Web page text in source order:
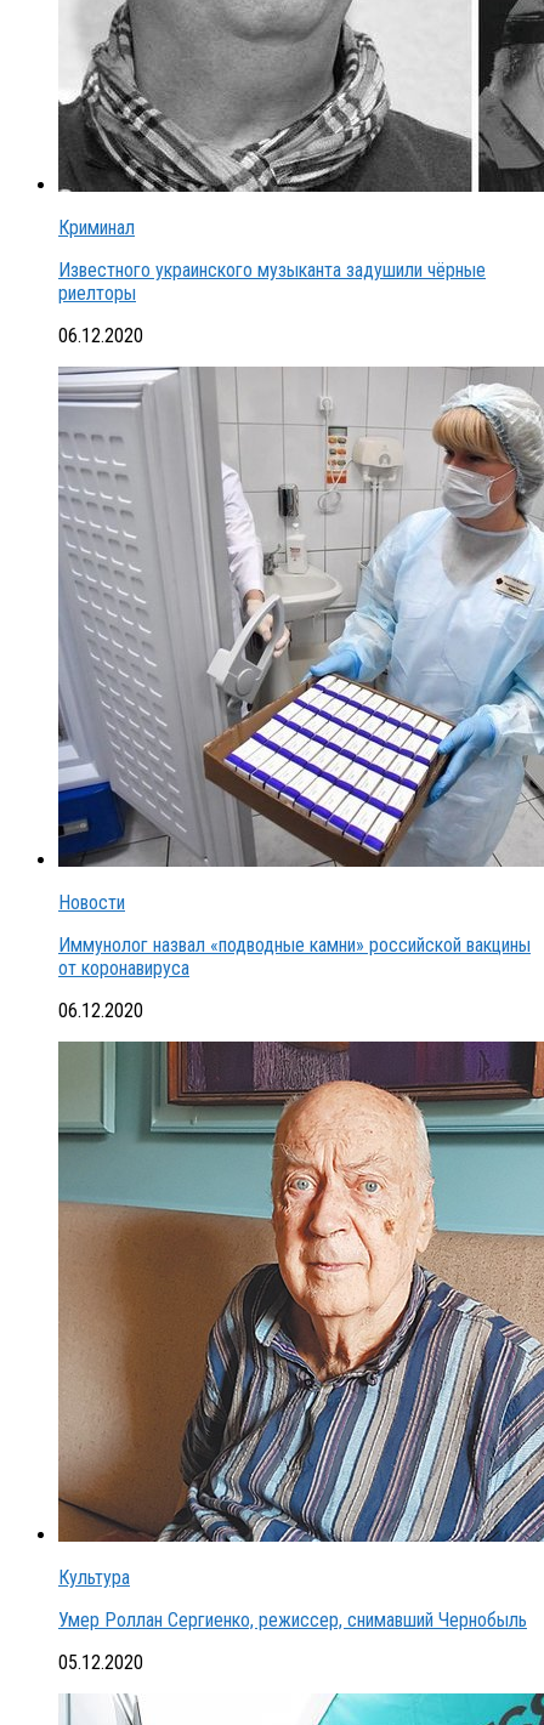
Криминал
Известного украинского музыканта задушили чёрные
риелторы
06.12.2020
Новости
Иммунолог назвал «подводные камни» российской вакцины
от коронавируса
06.12.2020
Культура
Умер Роллан Сергиенко, режиссер, снимавший Чернобыль
05.12.2020